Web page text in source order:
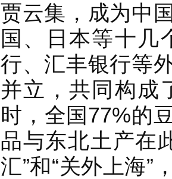
贾云集，成为中
国、日本等十几
行、汇丰银行等
并立，共同构成
时，全国77%的
品与东北土产在
汇”和“关外上海”